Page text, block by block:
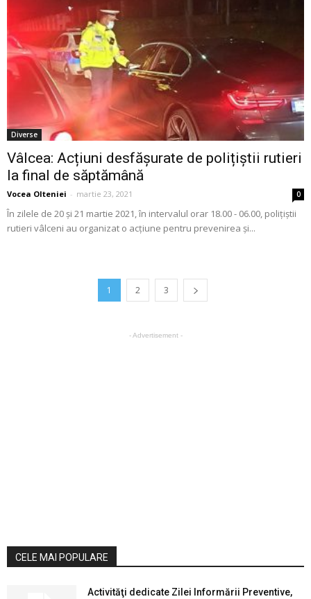
Diverse
Vâlcea: Acțiuni desfășurate de polițiștii rutieri
la final de săptămână
Vocea Olteniei - martie 23, 2021 0
În zilele de 20 și 21 martie 2021, în intervalul orar 18.00 - 06.00, polițiștii
rutieri vâlceni au organizat o acțiune pentru prevenirea și...
1 2 3
- Advertisement -
CELE MAI POPULARE
Activităţi dedicate Zilei Informării Preventive,